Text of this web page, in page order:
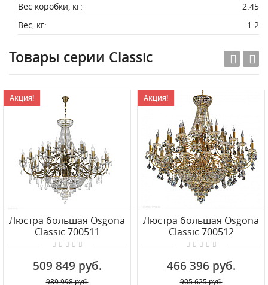
Вес коробки, кг:
2.45
Вес, кг:
1.2
Товары серии Classic
Акция!
Люстра большая Osgona
Classic 700511
509 849 руб.
989 998 руб.
Акция!
Люстра большая Osgona
Classic 700512
466 396 руб.
905 625 руб.